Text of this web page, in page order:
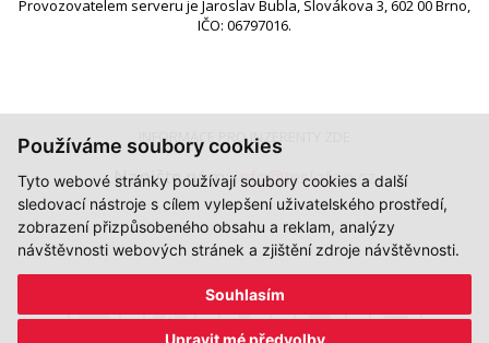
Používáme soubory cookies
Tyto webové stránky používají soubory cookies a další
sledovací nástroje s cílem vylepšení uživatelského prostředí,
zobrazení přizpůsobeného obsahu a reklam, analýzy
návštěvnosti webových stránek a zjištění zdroje návštěvnosti.
Souhlasím
Upravit mé předvolby
Provozovatelem serveru je Jaroslav Bubla, Slovákova 3, 602 00 Brno,
IČO: 06797016.
INFORMACE PRO INZERENTY ZDE
Napište nám:info@teslafan.cz